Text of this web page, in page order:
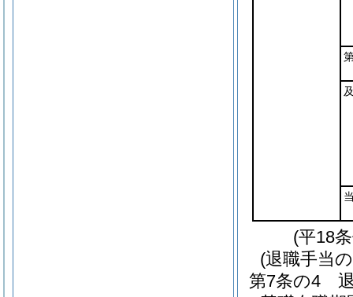
(平18
(退職手当
第7条の4